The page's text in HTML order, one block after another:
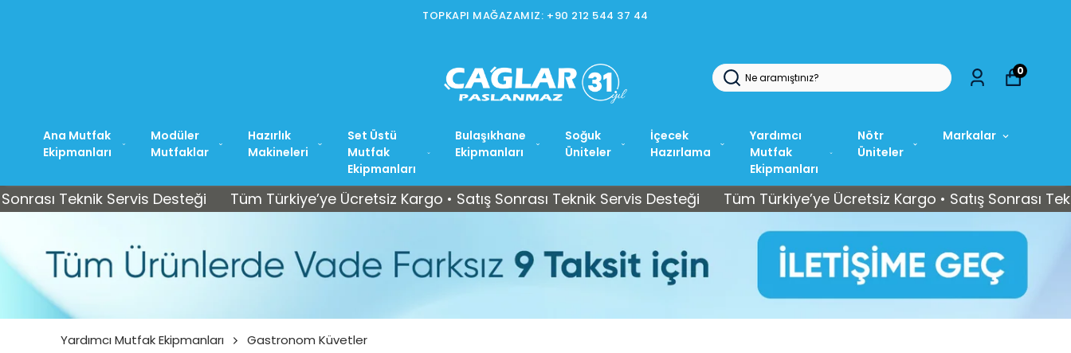
İSTOÇ MAĞAZAMIZ: +90 212 565 15 37
Ana Mutfak
Ekipmanları
Modüler
Mutfaklar
Hazırlık
Makineleri
Set Üstü
Mutfak
Ekipmanları
Bulaşıkhane
Ekipmanları
Soğuk
Üniteler
İçecek
Hazırlama
Yardımcı
Mutfak
Ekipmanları
Nötr
Üniteler
Markalar
0
Servis Desteği Tüm Türkiye’ye Ücretsiz Kargo • Satış Sonrası Teknik Servis Desteği Tüm Türkiye’ye Ücretsiz Kargo • Satış Sonrası Teknik
Yardımcı Mutfak Ekipmanları Gastronom Küvetler